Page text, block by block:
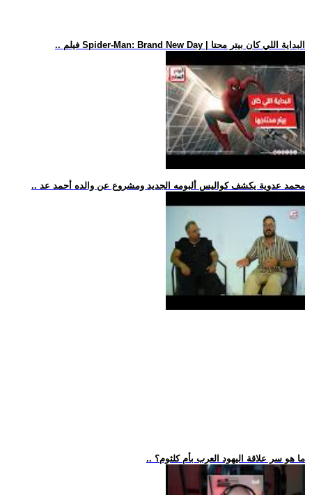
.. فيلم Spider-Man: Brand New Day | البداية اللي كان بيتر محتا
.. محمد عدوية يكشف كواليس ألبومه الجديد ومشروع عن والده أحمد عد
.. ما هو سر علاقة اليهود العرب بأم كلثوم؟